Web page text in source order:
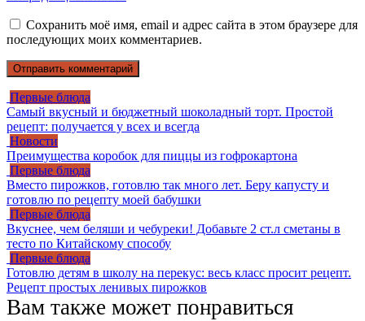
Сохранить моё имя, email и адрес сайта в этом браузере для
последующих моих комментариев.
Первые блюда
Самый вкусный и бюджетный шоколадный торт. Простой
рецепт: получается у всех и всегда
Новости
Преимущества коробок для пиццы из гофрокартона
Первые блюда
Вместо пирожков, готовлю так много лет. Беру капусту и
готовлю по рецепту моей бабушки
Первые блюда
Вкуснее, чем беляши и чебуреки! Добавьте 2 ст.л сметаны в
тесто по Китайскому способу
Первые блюда
Готовлю детям в школу на перекус: весь класс просит рецепт.
Рецепт простых ленивых пирожков
Вам также может понравиться